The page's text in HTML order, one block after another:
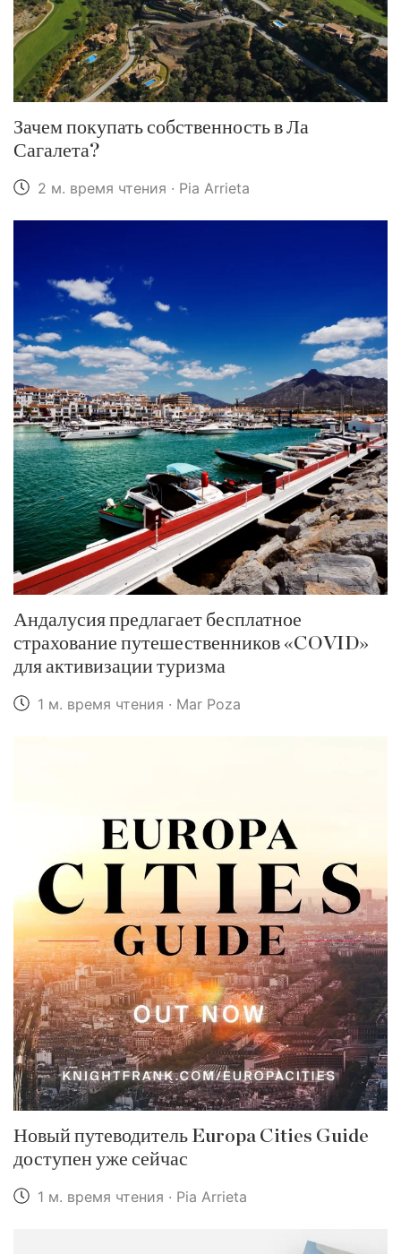
Зачем покупать собственность в Ла
Сагалета?
2 м. время чтения · Pia Arrieta
Андалусия предлагает бесплатное
страхование путешественников «COVID»
для активизации туризма
1 м. время чтения · Mar Poza
Новый путеводитель Europa Cities Guide
доступен уже сейчас
1 м. время чтения · Pia Arrieta